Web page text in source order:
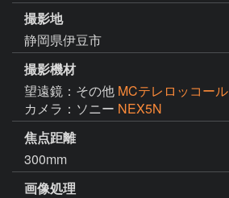
撮影地
静岡県伊豆市
撮影機材
望遠鏡：その他 MCテレロッコール
カメラ：ソニー NEX5N
焦点距離
300mm
画像処理